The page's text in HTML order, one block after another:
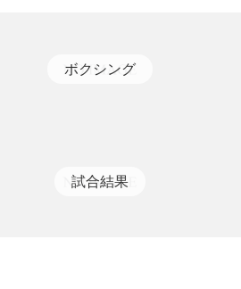
ボクシング
試合結果